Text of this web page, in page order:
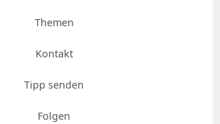
Themen
Kontakt
Tipp senden
Folgen